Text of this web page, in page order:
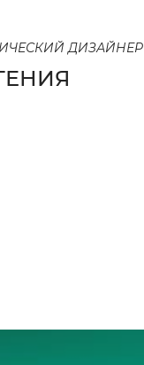
ДИЗАЙНЕР